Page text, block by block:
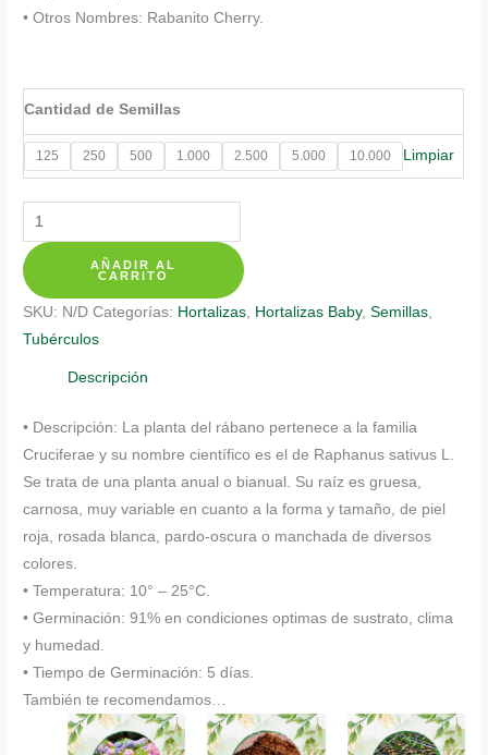
• Otros Nombres: Rabanito Cherry.
Cantidad de Semillas
125 250 500 1.000 2.500 5.000 10.000 Limpiar
Semillas
Orgánicas
De
Rábano
Maceta
Huerta
cantidad
AÑADIR AL
CARRITO
SKU: N/D Categorías: Hortalizas, Hortalizas Baby,Semillas,
Tubérculos
Descripción
• Descripción: La planta del rábano pertenece a la familia
Cruciferae y su nombre científico es el de Raphanus sativus L.
Se trata de una planta anual o bianual. Su raíz es gruesa,
carnosa, muy variable en cuanto a la forma y tamaño, de piel
roja, rosada blanca, pardo-oscura o manchada de diversos
colores.
• Temperatura: 10° – 25°C.
• Germinación: 91% en condiciones optimas de sustrato, clima
y humedad.
• Tiempo de Germinación: 5 días.
También te recomendamos…